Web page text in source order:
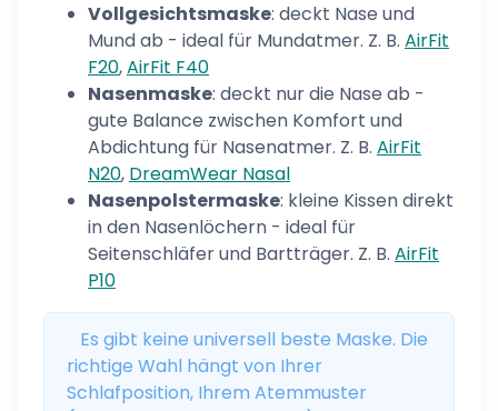
Vollgesichtsmaske: deckt Nase und
Mund ab - ideal für Mundatmer. Z. B. AirFit
F20,AirFit F40
Nasenmaske: deckt nur die Nase ab -
gute Balance zwischen Komfort und
Abdichtung für Nasenatmer. Z. B. AirFit
N20, DreamWear Nasal
Nasenpolstermaske: kleine Kissen direkt
in den Nasenlöchern - ideal für
Seitenschläfer und Bartträger. Z. B. AirFit
P10
Es gibt keine universell beste Maske. Die
richtige Wahl hängt von Ihrer
Schlafposition, Ihrem Atemmuster